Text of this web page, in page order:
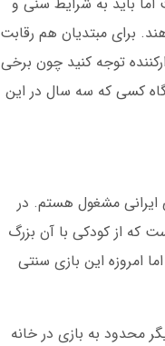
برای مبتدیان هم رقابت
توجه کنید چون برخی
کسی که سه سال در این
مشغول هستم. در
که از کودکی با آن بزرگ
امروزه این بازی سنتی
محدود به بازی در خانه